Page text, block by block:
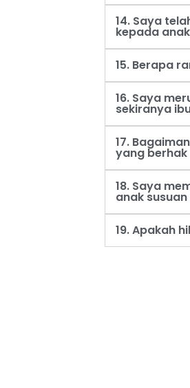
14. Saya
kepada
15. Berapa
16. Saya
sekiranya
17.
yang
18. Saya
anak
19. Apakah